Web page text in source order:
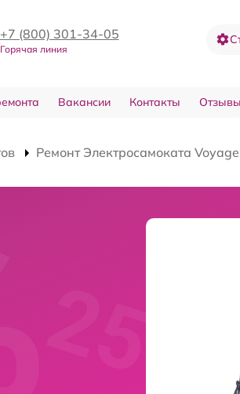
+7 (800) 301-34-05
Горячая линия
Вакансии Контакты Отзывы
Ремонт Электросамоката